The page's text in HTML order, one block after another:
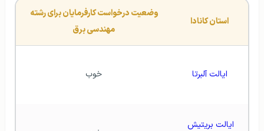
استان کانادا
مهندسی برق
ایالت آلبرتا خوب